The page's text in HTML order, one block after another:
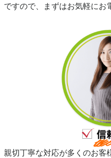
ですので、まずはお気軽にお
親切丁寧な対応が多くのお客